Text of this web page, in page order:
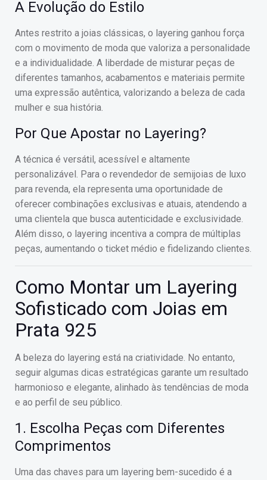
A Evolução do Estilo
Antes restrito a joias clássicas, o layering ganhou força
com o movimento de moda que valoriza a personalidade
e a individualidade. A liberdade de misturar peças de
diferentes tamanhos, acabamentos e materiais permite
uma expressão autêntica, valorizando a beleza de cada
mulher e sua história.
Por Que Apostar no Layering?
A técnica é versátil, acessível e altamente
personalizável. Para o revendedor de semijoias de luxo
para revenda, ela representa uma oportunidade de
oferecer combinações exclusivas e atuais, atendendo a
uma clientela que busca autenticidade e exclusividade.
Além disso, o layering incentiva a compra de múltiplas
peças, aumentando o ticket médio e fidelizando clientes.
Como Montar um Layering
Sofisticado com Joias em
Prata 925
A beleza do layering está na criatividade. No entanto,
seguir algumas dicas estratégicas garante um resultado
harmonioso e elegante, alinhado às tendências de moda
e ao perfil de seu público.
1. Escolha Peças com Diferentes
Comprimentos
Uma das chaves para um layering bem-sucedido é a